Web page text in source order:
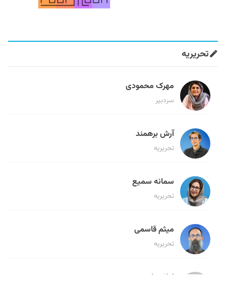
تحریریه
مهرک محمودی
سردبیر
آرش برهمند
تحریریه
سمانه سمیع
تحریریه
میثم قاسمی
تحریریه
لیلا حنارود